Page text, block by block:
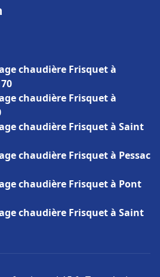
chaudière Frisquet à
chaudière Frisquet à
chaudière Frisquet à Saint
chaudière Frisquet à Pessac
chaudière Frisquet à Pont
chaudière Frisquet à Saint